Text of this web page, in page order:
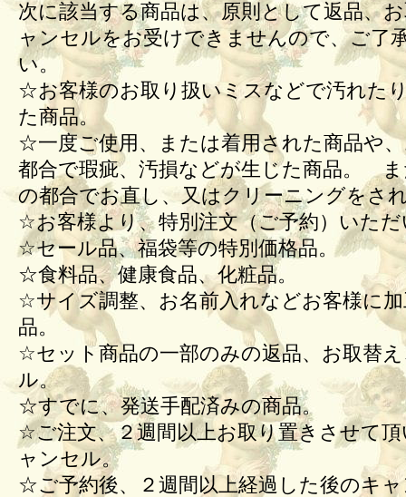
次に該当する商品は、原則として返品、
ャンセルをお受けできませんので、ご了
い。
☆お客様のお取り扱いミスなどで汚れた
た商品。
☆一度ご使用、または着用された商品や
都合で瑕疵、汚損などが生じた商品。
の都合でお直し、又はクリーニングをさ
☆お客様より、特別注文（ご予約）いた
☆セール品、福袋等の特別価格品。
☆食料品、健康食品、化粧品。
☆サイズ調整、お名前入れなどお客様に
品。
☆セット商品の一部のみの返品、お取替
ル。
☆すでに、発送手配済みの商品。
☆ご注文、２週間以上お取り置きさせて
ャンセル。
☆ご予約後、２週間以上経過した後のキ